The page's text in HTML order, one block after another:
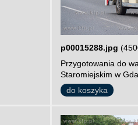
p00015288.jpg
Przygotowania do
Staromiejskim w
do koszyka